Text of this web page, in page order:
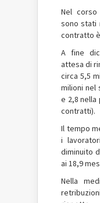
Nel
sono stati
contratto
A fine
attesa di
circa 5,5
milioni nel
e 2,8 nella
contratti).
Il tempo
i
diminuito
ai 18,9
Nella